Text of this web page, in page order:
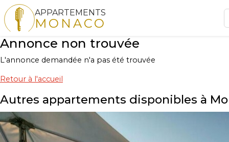
APPARTEMENTS
MONACO
Annonce non trouvée
L'annonce demandée n'a pas été trouvée
Retour à l'accueil
Autres appartements disponibles à